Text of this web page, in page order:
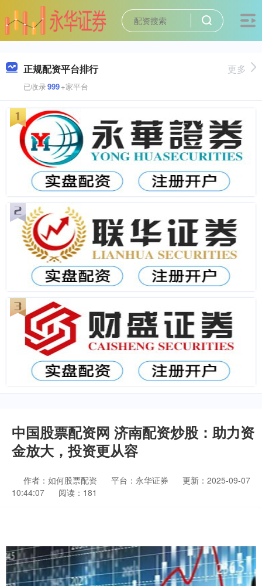
正规配资平台排行
已收录999+家平台
更多
中国股票配资网 济南配资炒股：助力资
金放大，投资更从容
作者：如何股票配资 平台：永华证券
更新：2025-09-07
10:44:07
阅读：181